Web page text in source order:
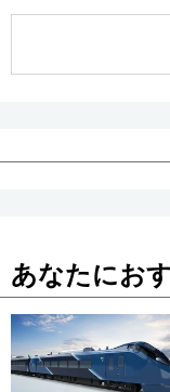
あなたにお